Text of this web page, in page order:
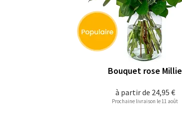
à partir de 24,95 €
Bouquet rose Millie
Prochaine livraison le 11 août